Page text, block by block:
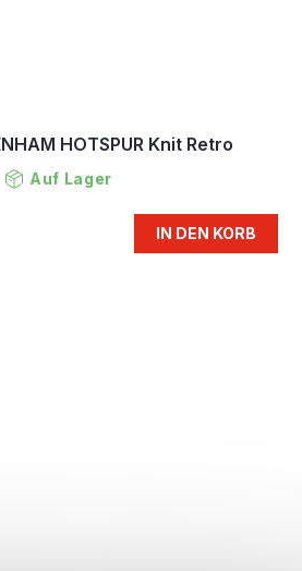
HOTSPUR Knit Retro
Auf Lager
IN DEN KORB